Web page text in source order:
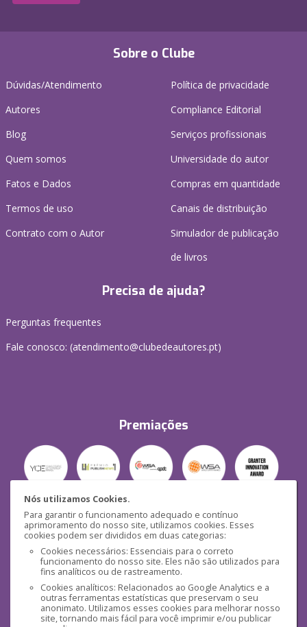
Nós utilizamos Cookies.
Para garantir o funcionamento adequado e contínuo
aprimoramento do nosso site, utilizamos cookies. Esses
cookies podem ser divididos em duas categorias:
Cookies necessários: Essenciais para o correto
funcionamento do nosso site. Eles não são utilizados para
fins analíticos ou de rastreamento.
Cookies analíticos: Relacionados ao Google Analytics e a
outras ferramentas estatísticas que preservam o seu
anonimato. Utilizamos esses cookies para melhorar nosso
site, tornando mais fácil para você imprimir e/ou publicar
Sobre o Clube
Dúvidas/Atendimento
Autores
Blog
Quem somos
Fatos e Dados
Termos de uso
Contrato com o Autor
Política de privacidade
Compliance Editorial
Serviços profissionais
Universidade do autor
Compras em quantidade
Canais de distribuição
Simulador de publicação
de livros
Precisa de ajuda?
Perguntas frequentes
Fale conosco: (atendimento@clubedeautores.pt)
Premiações
Segurança
Mídias Sociais